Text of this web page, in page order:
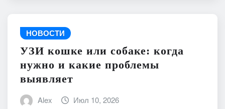
НОВОСТИ
УЗИ кошке или собаке: когда
нужно и какие проблемы
выявляет
Alex Июл 10, 2026